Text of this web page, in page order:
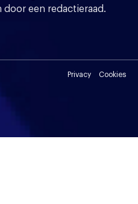
een redactieraad.
Privacy Cookies